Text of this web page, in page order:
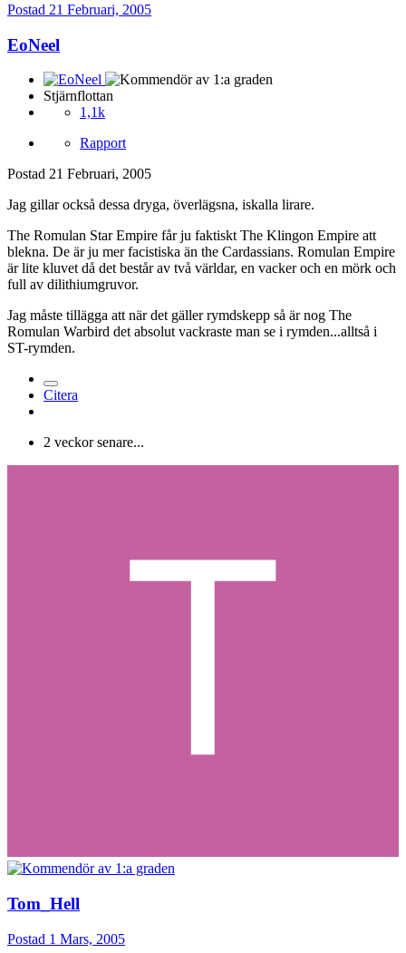
Postad 21 Februari, 2005
EoNeel
Stjärnflottan
1,1k
Rapport
Postad 21 Februari, 2005
Jag gillar också dessa dryga, överlägsna, iskalla lirare.
The Romulan Star Empire får ju faktiskt The Klingon Empire att
blekna. De är ju mer facistiska än the Cardassians. Romulan Empire
är lite kluvet då det består av två världar, en vacker och en mörk och
full av dilithiumgruvor.
Jag måste tillägga att när det gäller rymdskepp så är nog The
Romulan Warbird det absolut vackraste man se i rymden...alltså i
ST-rymden.
Citera
2 veckor senare...
Tom_Hell
Postad 1 Mars, 2005